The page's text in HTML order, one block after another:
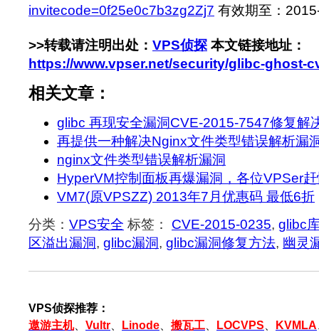
invitecode=0f25e0c7b3zg2Zj7 有效期至：
>>转载请注明出处： VPS侦探 本文链接地址：
https://www.vpser.net/security/glibc-ghost-
相关文章：
glibc 再现安全漏洞CVE-2015-7547修复解
再提供一种解决Nginx文件类型错误解析漏
nginx文件类型错误解析漏洞
HyperVM控制面板再爆漏洞，各位VPSer
VM7(原VPSZZ) 2013年7月优惠码 最低6折
分类： VPS安全 标签： CVE-2015-0235, glibc
区溢出漏洞, glibc漏洞, glibc漏洞修复方法, 幽灵
VPS侦探推荐：
遨游主机、 Vultr Linode 搬瓦工 LOCVPS KVMLA